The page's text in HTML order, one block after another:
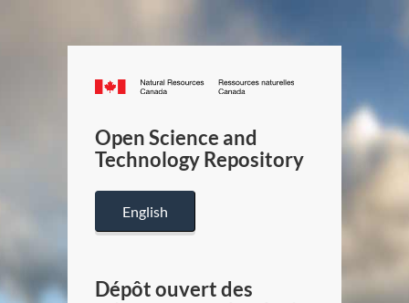
Canada.ca
/
Canada
Open Science and
Technology Repository
English
Dépôt ouvert des